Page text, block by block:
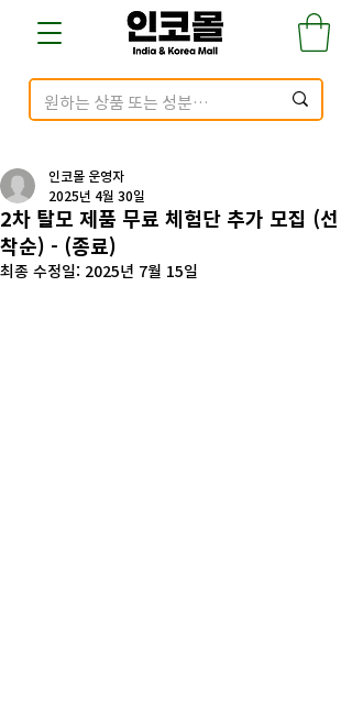
2차 탈모 제품 무료 체험단 추가 모집 (선
착순) - (종료)
인코몰 운영자
2025년 4월 30일
최종 수정일: 2025년 7월 15일